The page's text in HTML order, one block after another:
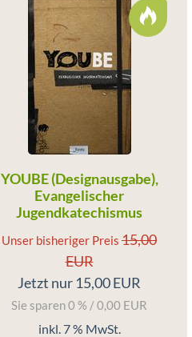
YOUBE (Designausgabe),
Evangelischer
Jugendkatechismus
Unser bisheriger Preis 15,00
EUR
Jetzt nur 15,00 EUR
Sie sparen 0 % / 0,00 EUR
inkl. 7 % MwSt.